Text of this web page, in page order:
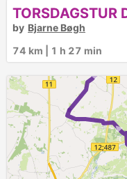
►
by Bjarne Bøgh
74 km | 1 h 27 min